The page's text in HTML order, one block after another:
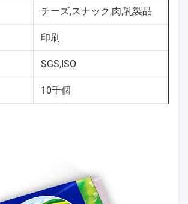
チーズ,スナック,肉,乳製品
印刷
SGS,ISO
10千個